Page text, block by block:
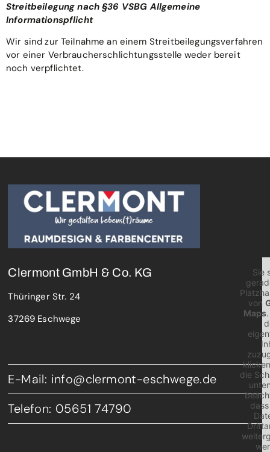
Streitbeilegung nach §36 VSBG Allgemeine
Informationspflicht
Wir sind zur Teilnahme an einem Streitbeilegungsverfahren
vor einer Verbraucherschlichtungsstelle weder bereit
noch verpflichtet.
Clermont GmbH & Co. KG
Thüringer Str. 24
37269 Eschwege
E-Mail: info@clermont-eschwege.de
Telefon: 05651 74790
Sie
von
Maps
die